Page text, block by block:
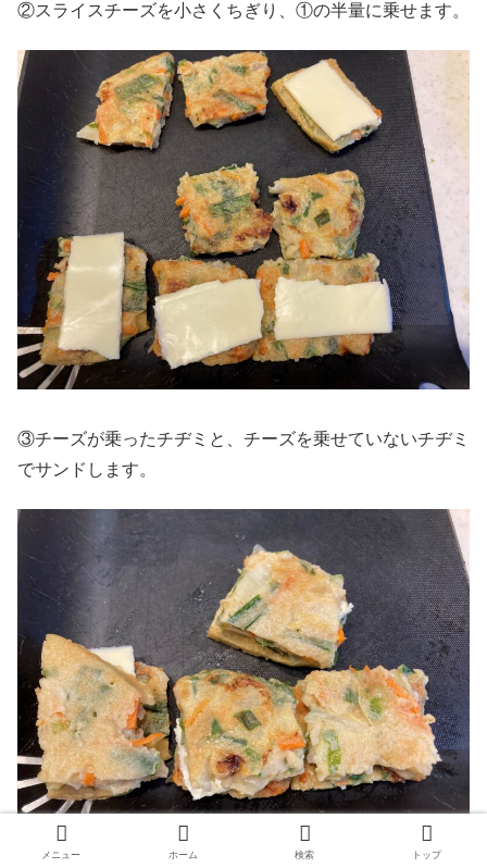
②スライスチーズを小さくちぎり、①の半量に乗せます。
③チーズが乗ったチヂミと、チーズを乗せていないチヂミ
でサンドします。
メニュー ホーム 検索 トップ